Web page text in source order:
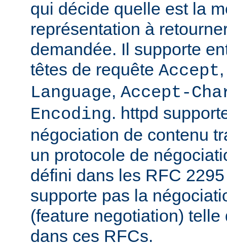
qui décide quelle est la
représentation à
demandée. Il supporte
têtes de requête Accept
Language, Accept-
Encoding. httpd
négociation de contenu
un protocole de
défini dans les RFC
supporte pas la
(feature negotiation)
dans ces RFCs.